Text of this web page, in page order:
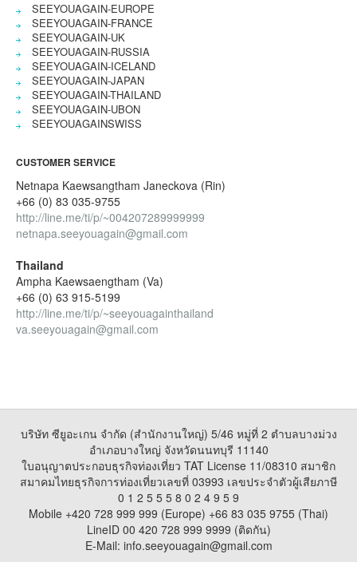
SEEYOUAGAIN-EUROPE
SEEYOUAGAIN-FRANCE
SEEYOUAGAIN-UK
SEEYOUAGAIN-RUSSIA
SEEYOUAGAIN-ICELAND
SEEYOUAGAIN-JAPAN
SEEYOUAGAIN-THAILAND
SEEYOUAGAIN-UBON
SEEYOUAGAINSWISS
CUSTOMER SERVICE
Netnapa Kaewsangtham Janeckova (Rin)
+66 (0) 83 035-9755
http://line.me/ti/p/~004207289999999
netnapa.seeyouagain@gmail.com
Thailand
Ampha Kaewsaengtham (Va)
+66 (0) 63 915-5199
http://line.me/ti/p/~seeyouagainthailand
va.seeyouagain@gmail.com
บริษัท ซียูอะเกน จำกัด (สำนักงานใหญ่) 5/46 หมู่ที่ 2 ตำบลบางม่วง
อำเภอบางใหญ่ จังหวัดนนทบุรี 11140
ใบอนุญาตประกอบธุรกิจท่องเที่ยว TAT License 11/08310 สมาชิก
สมาคมไทยธุรกิจการท่องเที่ยวเลขที่ 03993 เลขประจำตัวผู้เสียภาษี
0 1 2 5 5 5 8 0 2 4 9 5 9
Mobile +420 728 999 999 (Europe) +66 83 035 9755 (Thai)
LineID 00 420 728 999 9999 (ติดกัน)
E-Mail: info.seeyouagain@gmail.com